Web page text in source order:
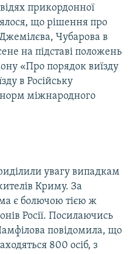
прикордонної
що рішення про
Чубарова в
на підставі положень
«Про порядок виїзду
в Російську
міжнародного
увагу випадкам
Криму. За
є болючою тією ж
Росії. Посилаючись
повідомила, що
800 осіб, з